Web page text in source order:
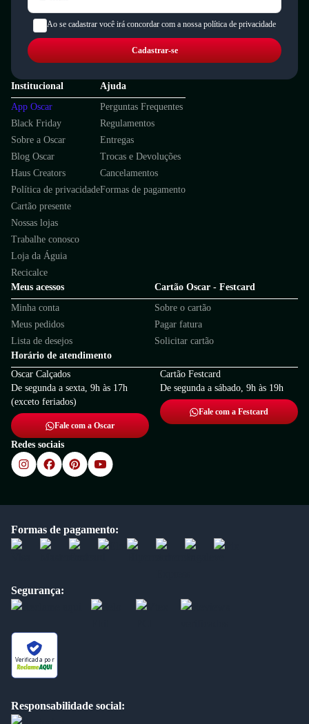
um período de 90 dias.
Ao se cadastrar você irá concordar com a nossa política de privacidade
Cadastrar-se
Institucional
App Oscar
Black Friday
Sobre a Oscar
Blog Oscar
Haus Creators
Política de privacidade
Cartão presente
Nossas lojas
Trabalhe conosco
Loja da Águia
Recicalce
Ajuda
Perguntas Frequentes
Regulamentos
Entregas
Trocas e Devoluções
Cancelamentos
Formas de pagamento
Meus acessos
Minha conta
Meus pedidos
Lista de desejos
Cartão Oscar - Festcard
Sobre o cartão
Pagar fatura
Solicitar cartão
Horário de atendimento
Oscar Calçados
De segunda a sexta, 9h às 17h
(exceto feriados)
Fale com a Oscar
Cartão Festcard
De segunda a sábado, 9h às 19h
Fale com a Festcard
Redes sociais
Formas de pagamento:
Segurança:
Verificada por
Responsabilidade social: